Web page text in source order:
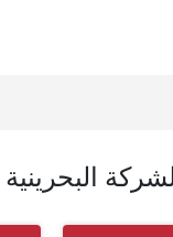
الشركة البحرينية